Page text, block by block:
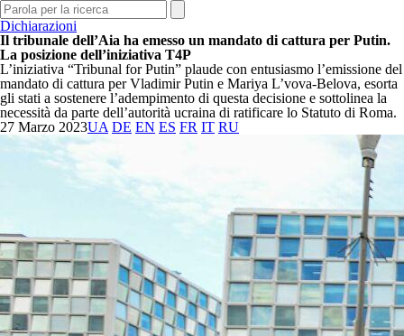
Dichiarazioni
Il tribunale dell’Aia ha emesso un mandato di cattura per Putin.
La posizione dell’iniziativa T4P
L’iniziativa “Tribunal for Putin” plaude con entusiasmo l’emissione del
mandato di cattura per Vladimir Putin e Mariya L’vova-Belova, esorta
gli stati a sostenere l’adempimento di questa decisione e sottolinea la
necessità da parte dell’autorità ucraina di ratificare lo Statuto di Roma.
27 Marzo 2023UA DE EN ES FR IT RU